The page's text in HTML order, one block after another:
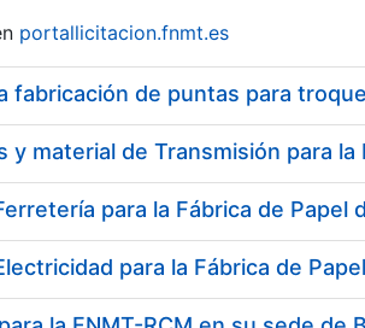
portallicitacion.fnmt.es